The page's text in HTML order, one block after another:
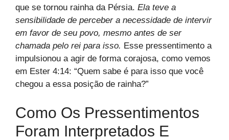
que se tornou rainha da Pérsia. Ela teve a
sensibilidade de perceber a necessidade de intervir
em favor de seu povo, mesmo antes de ser
chamada pelo rei para isso. Esse pressentimento a
impulsionou a agir de forma corajosa, como vemos
em Ester 4:14: “Quem sabe é para isso que você
chegou a essa posição de rainha?”
Como Os Pressentimentos
Foram Interpretados E